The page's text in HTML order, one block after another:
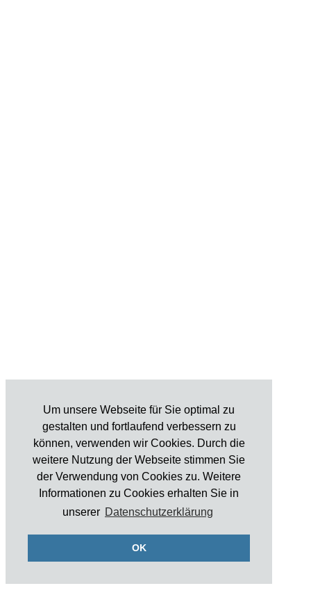
Um unsere Webseite für Sie optimal zu
gestalten und fortlaufend verbessern zu
können, verwenden wir Cookies. Durch die
weitere Nutzung der Webseite stimmen Sie
der Verwendung von Cookies zu. Weitere
Informationen zu Cookies erhalten Sie in
unserer Datenschutzerklärung
OK